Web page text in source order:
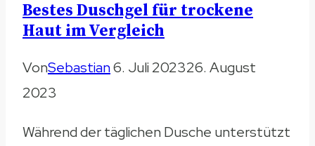
Vergleich
Bestes Duschgel für trockene
Haut im Vergleich
VonSebastian6. Juli 202326. August
2023
Während der täglichen Dusche unterstützt